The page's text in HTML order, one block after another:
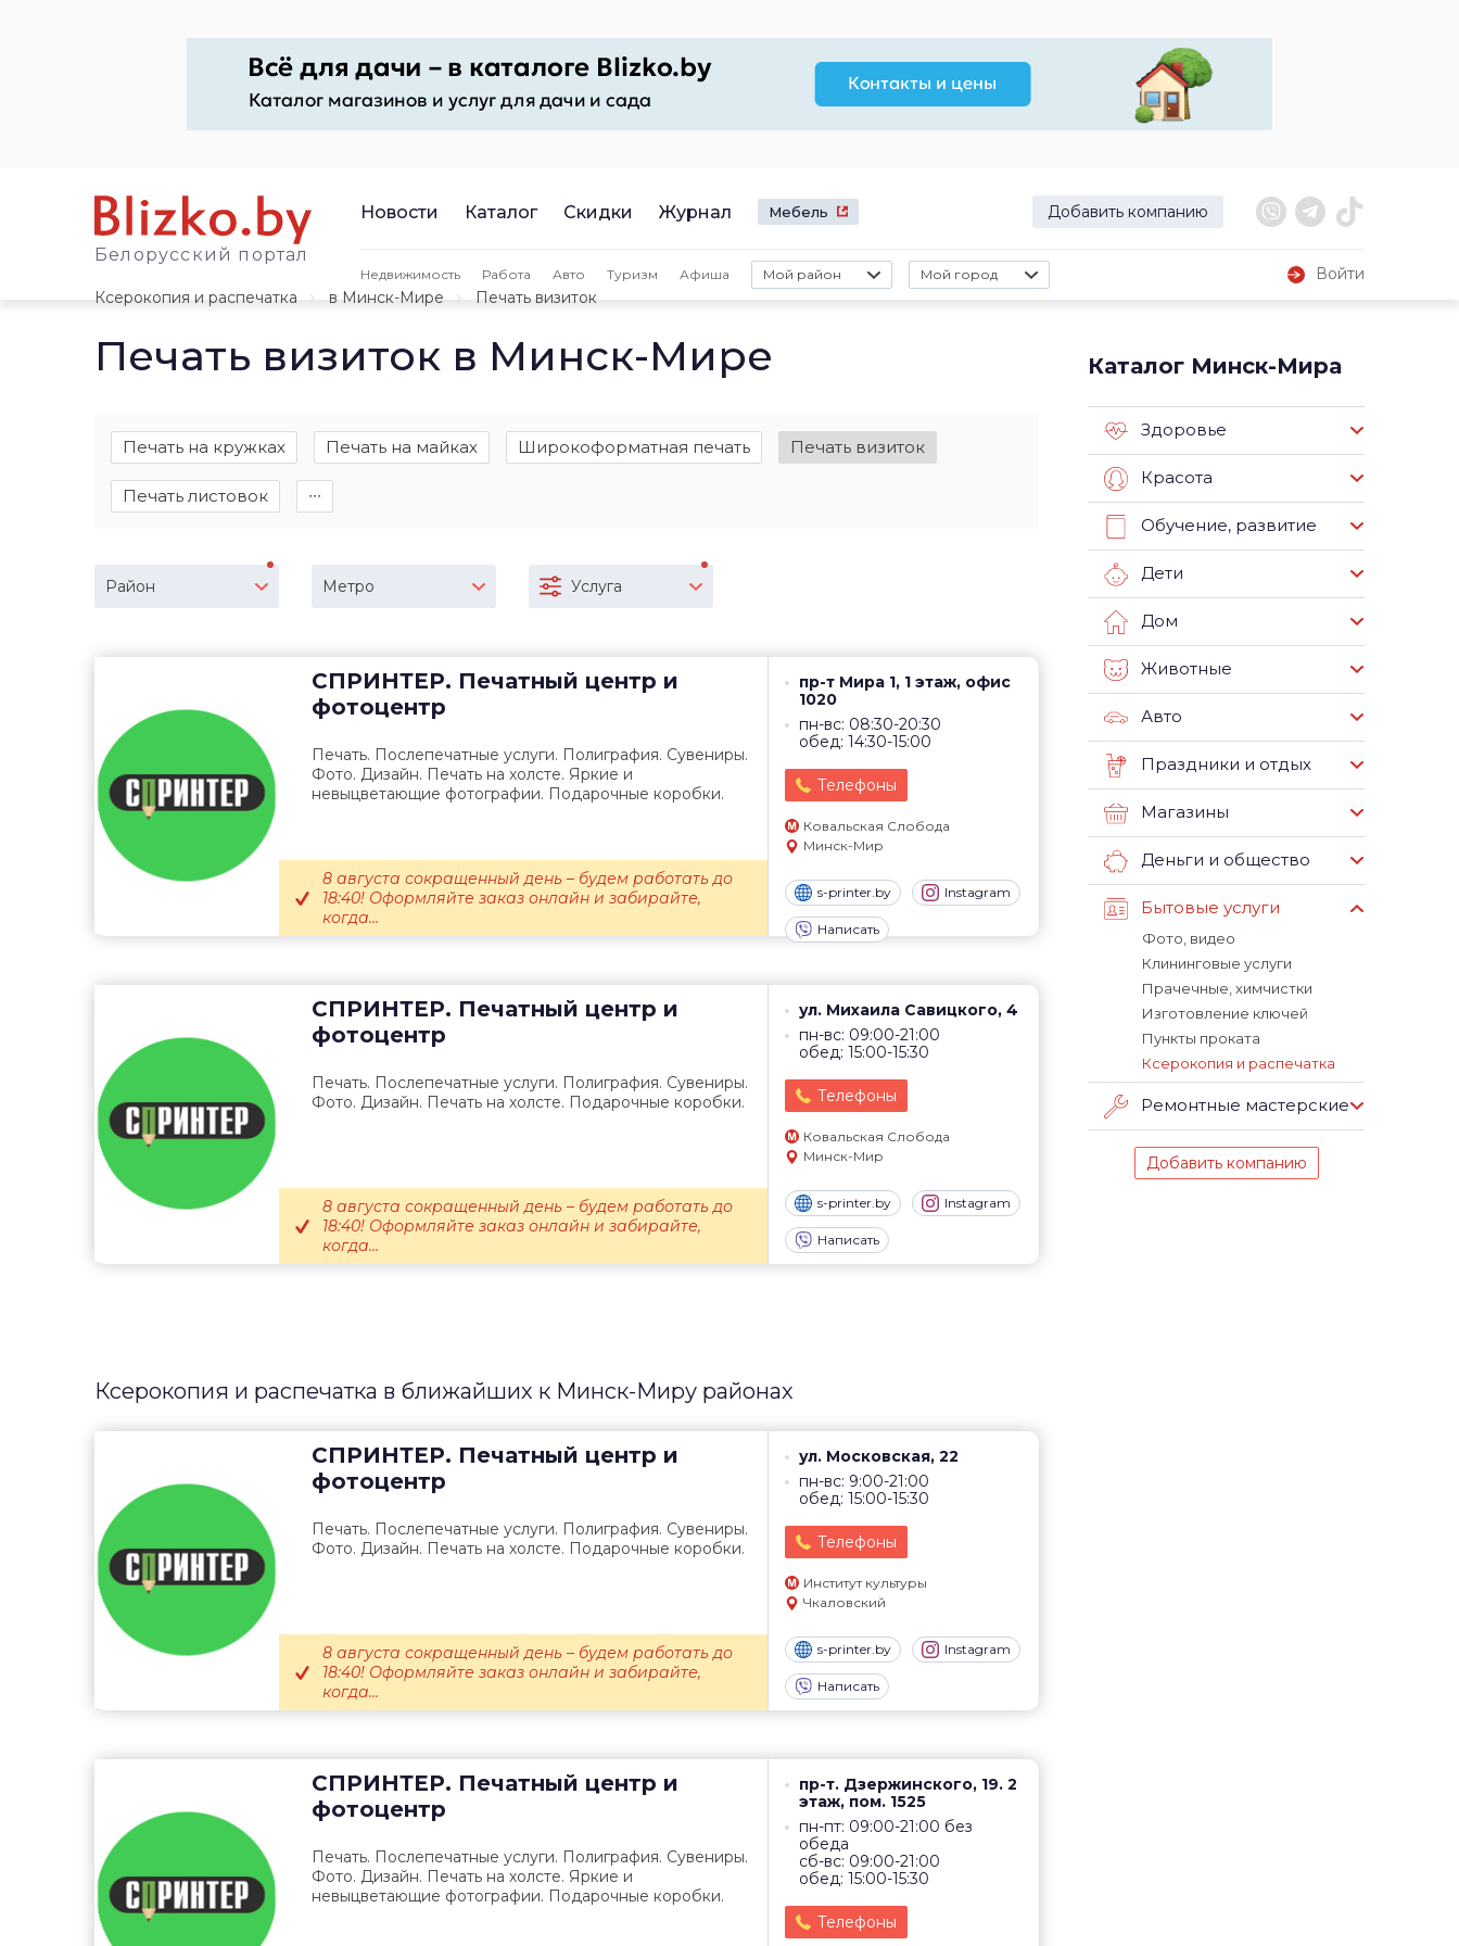
Белорусский портал
Новости Каталог Скидки Журнал Мебель Добавить компанию
Недвижимость Работа Авто Туризм Афиша Мой район Мой город
Войти
Ксерокопия и распечатка
в Минск-Мире Печать визиток
Печать визиток в Минск-Мире
Печать на кружках Печать на майках Широкоформатная печать Печать визиток
Печать листовок ∙∙∙
Район Метро Услуга
СПРИНТЕР. Печатный центр и
фотоцентр
пр-т Мира 1, 1 этаж, офис
1020
пн-вс: 08:30-20:30
обед: 14:30-15:00
Телефоны
Ковальская Слобода
Минск-Мир
s-printer.by Instagram
Написать
Печать. Послепечатные услуги. Полиграфия. Сувениры.
Фото. Дизайн. Печать на холсте. Яркие и
невыцветающие фотографии. Подарочные коробки.
8 августа сокращенный день – будем работать до
18:40! Оформляйте заказ онлайн и забирайте,
когда...
СПРИНТЕР. Печатный центр и
фотоцентр
ул. Михаила Савицкого, 4
пн-вс: 09:00-21:00
обед: 15:00-15:30
Телефоны
Ковальская Слобода
Минск-Мир
s-printer.by Instagram
Написать
Печать. Послепечатные услуги. Полиграфия. Сувениры.
Фото. Дизайн. Печать на холсте. Подарочные коробки.
8 августа сокращенный день – будем работать до
18:40! Оформляйте заказ онлайн и забирайте,
когда...
Ксерокопия и распечатка в ближайших к Минск-Миру районах
СПРИНТЕР. Печатный центр и
фотоцентр
ул. Московская, 22
пн-вс: 9:00-21:00
обед: 15:00-15:30
Телефоны
Институт культуры
Чкаловский
s-printer.by Instagram
Написать
Печать. Послепечатные услуги. Полиграфия. Сувениры.
Фото. Дизайн. Печать на холсте. Подарочные коробки.
8 августа сокращенный день – будем работать до
18:40! Оформляйте заказ онлайн и забирайте,
когда...
СПРИНТЕР. Печатный центр и
фотоцентр
пр-т. Дзержинского, 19. 2
этаж, пом. 1525
пн-пт: 09:00-21:00 без
обеда
сб-вс: 09:00-21:00
обед: 15:00-15:30
Телефоны
Печать. Послепечатные услуги. Полиграфия. Сувениры.
Фото. Дизайн. Печать на холсте. Яркие и
невыцветающие фотографии. Подарочные коробки.
Каталог Минск-Мира
Здоровье
Красота
Обучение, развитие
Дети
Дом
Животные
Авто
Праздники и отдых
Магазины
Деньги и общество
Бытовые услуги
Фото, видео
Клининговые услуги
Прачечные, химчистки
Изготовление ключей
Пункты проката
Ксерокопия и распечатка
Ремонтные мастерские
Добавить компанию